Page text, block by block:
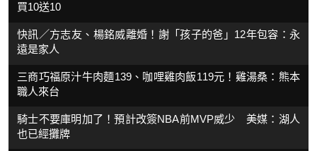
買10送10
快訊／方志友、楊銘威離婚！謝「孩子的爸」12年包容：永
遠是家人
三商巧福原汁牛肉麵139、咖哩雞肉飯119元！雞湯桑：熊本
職人來台
騎士不要庫明加了！預計改簽NBA前MVP威少 美媒：湖人
也已經攤牌